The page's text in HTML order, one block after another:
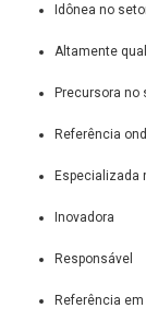
idônea no
altamente
precursora
referência
especializada
inovadora
responsável
referência